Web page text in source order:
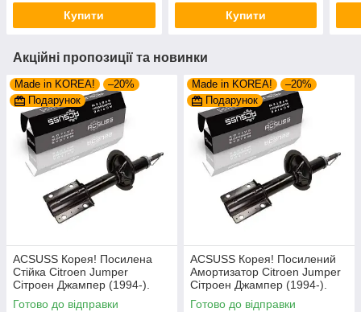
Купити Купити
Акційні пропозиції та новинки
Made in KOREA!
–20%
Подарунок
ACSUSS Корея! Посилена
Стійка Citroen Jumper
Сітроен Джампер (1994-).
Передня. Шток 25mm.
Готово до відправки
Made in KOREA!
–20%
Подарунок
ACSUSS Корея! Посилений
Амортизатор Citroen Jumper
Сітроен Джампер (1994-).
Передній. Шток 25mm.
Готово до відправки